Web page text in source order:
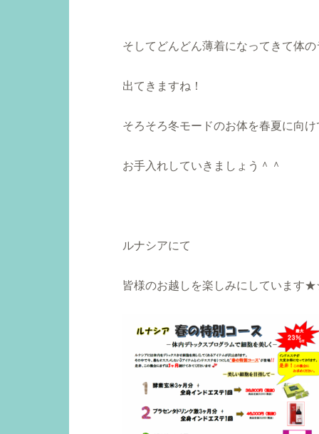
そしてどんどん薄着になってきて体
出てきますね！
そろそろ冬モードのお体を春夏に向け
お手入れしていきましょう＾＾
ルナシアにて
皆様のお越しを楽しみにしています